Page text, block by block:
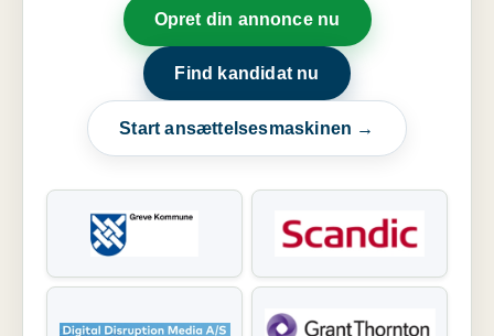
Opret din annonce nu
Find kandidat nu
Start ansættelsesmaskinen →